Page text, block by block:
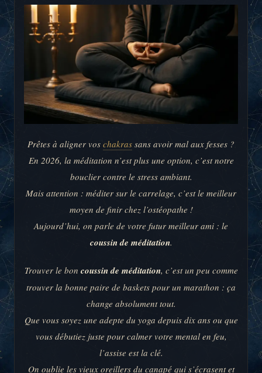
Prêtes à aligner vos chakras sans avoir mal aux fesses ?
En 2026, la méditation n’est plus une option, c’est notre
bouclier contre le stress ambiant.
Mais attention : méditer sur le carrelage, c’est le meilleur
moyen de finir chez l’ostéopathe !
Aujourd’hui, on parle de votre futur meilleur ami : le
coussin de méditation.
Trouver le bon coussin de méditation, c’est un peu comme
trouver la bonne paire de baskets pour un marathon : ça
change absolument tout.
Que vous soyez une adepte du yoga depuis dix ans ou que
vous débutiez juste pour calmer votre mental en feu,
l’assise est la clé.
On oublie les vieux oreillers du canapé qui s’écrasent et